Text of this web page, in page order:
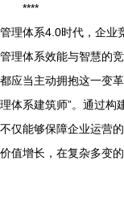
****
管理体系4.0时代，企业
管理体系效能与智慧的
都应当主动拥抱这一变
理体系建筑师”。通过构
不仅能够保障企业运营
价值增长，在复杂多变